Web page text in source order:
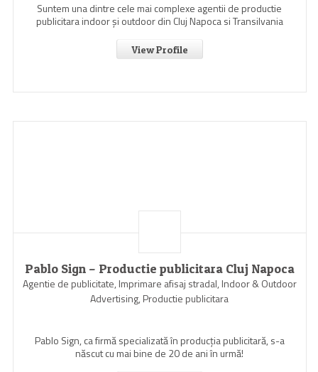
Suntem una dintre cele mai complexe agentii de productie
publicitara indoor şi outdoor din Cluj Napoca si Transilvania
View Profile
Pablo Sign – Productie publicitara Cluj Napoca
Agentie de publicitate, Imprimare afisaj stradal, Indoor & Outdoor
Advertising, Productie publicitara
Pablo Sign, ca firmă specializată în producția publicitară, s-a
născut cu mai bine de 20 de ani în urmă!